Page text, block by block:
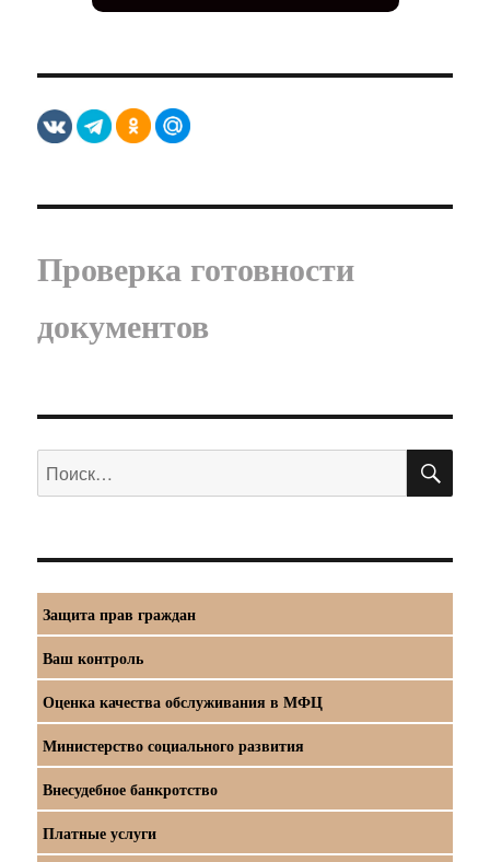
Проверка готовности
документов
Искать:
Защита прав граждан
Ваш контроль
Оценка качества обслуживания в МФЦ
Министерство социального развития
Внесудебное банкротство
Платные услуги